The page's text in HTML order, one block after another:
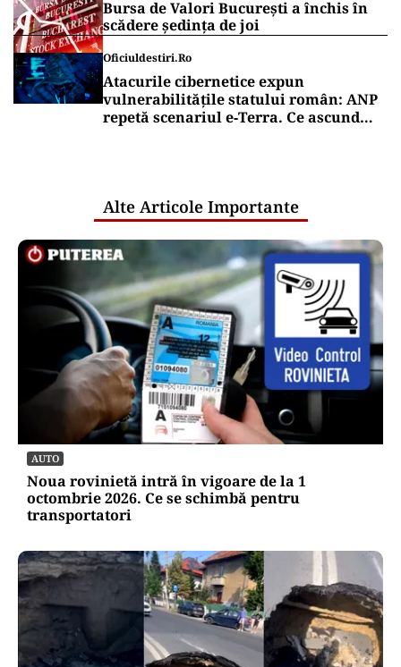
Bursa de Valori București a închis în
scădere ședința de joi
Oficiuldestiri.ro
Atacurile cibernetice expun
vulnerabilitățile statului român: ANP
repetă scenariul e‑Terra. Ce ascund
Alte Articole Importante
AUTO
Noua rovinietă intră în vigoare de la 1
octombrie 2026. Ce se schimbă pentru
transportatori